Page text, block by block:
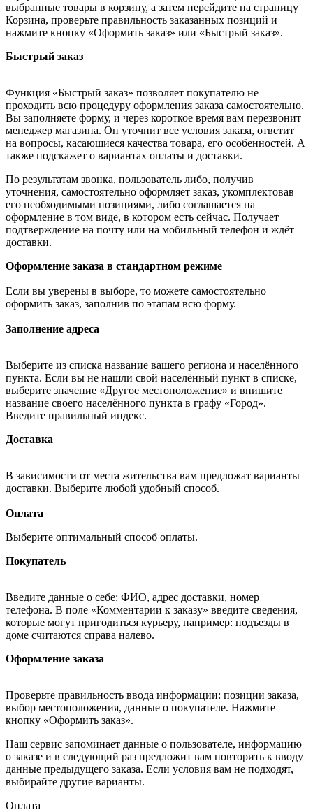
выбранные товары в корзину, а затем перейдите на страницу
Корзина, проверьте правильность заказанных позиций и
нажмите кнопку «Оформить заказ» или «Быстрый заказ».
Быстрый заказ
Функция «Быстрый заказ» позволяет покупателю не
проходить всю процедуру оформления заказа самостоятельно.
Вы заполняете форму, и через короткое время вам перезвонит
менеджер магазина. Он уточнит все условия заказа, ответит
на вопросы, касающиеся качества товара, его особенностей. А
также подскажет о вариантах оплаты и доставки.
По результатам звонка, пользователь либо, получив
уточнения, самостоятельно оформляет заказ, укомплектовав
его необходимыми позициями, либо соглашается на
оформление в том виде, в котором есть сейчас. Получает
подтверждение на почту или на мобильный телефон и ждёт
доставки.
Оформление заказа в стандартном режиме
Если вы уверены в выборе, то можете самостоятельно
оформить заказ, заполнив по этапам всю форму.
Заполнение адреса
Выберите из списка название вашего региона и населённого
пункта. Если вы не нашли свой населённый пункт в списке,
выберите значение «Другое местоположение» и впишите
название своего населённого пункта в графу «Город».
Введите правильный индекс.
Доставка
В зависимости от места жительства вам предложат варианты
доставки. Выберите любой удобный способ.
Оплата
Выберите оптимальный способ оплаты.
Покупатель
Введите данные о себе: ФИО, адрес доставки, номер
телефона. В поле «Комментарии к заказу» введите сведения,
которые могут пригодиться курьеру, например: подъезды в
доме считаются справа налево.
Оформление заказа
Проверьте правильность ввода информации: позиции заказа,
выбор местоположения, данные о покупателе. Нажмите
кнопку «Оформить заказ».
Наш сервис запоминает данные о пользователе, информацию
о заказе и в следующий раз предложит вам повторить к вводу
данные предыдущего заказа. Если условия вам не подходят,
выбирайте другие варианты.
Оплата